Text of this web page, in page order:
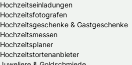
Hochzeitseinladungen
Hochzeitsfotografen
Hochzeitsgeschenke & Gastgeschenke
Hochzeitsmessen
Hochzeitsplaner
Hochzeitstortenanbieter